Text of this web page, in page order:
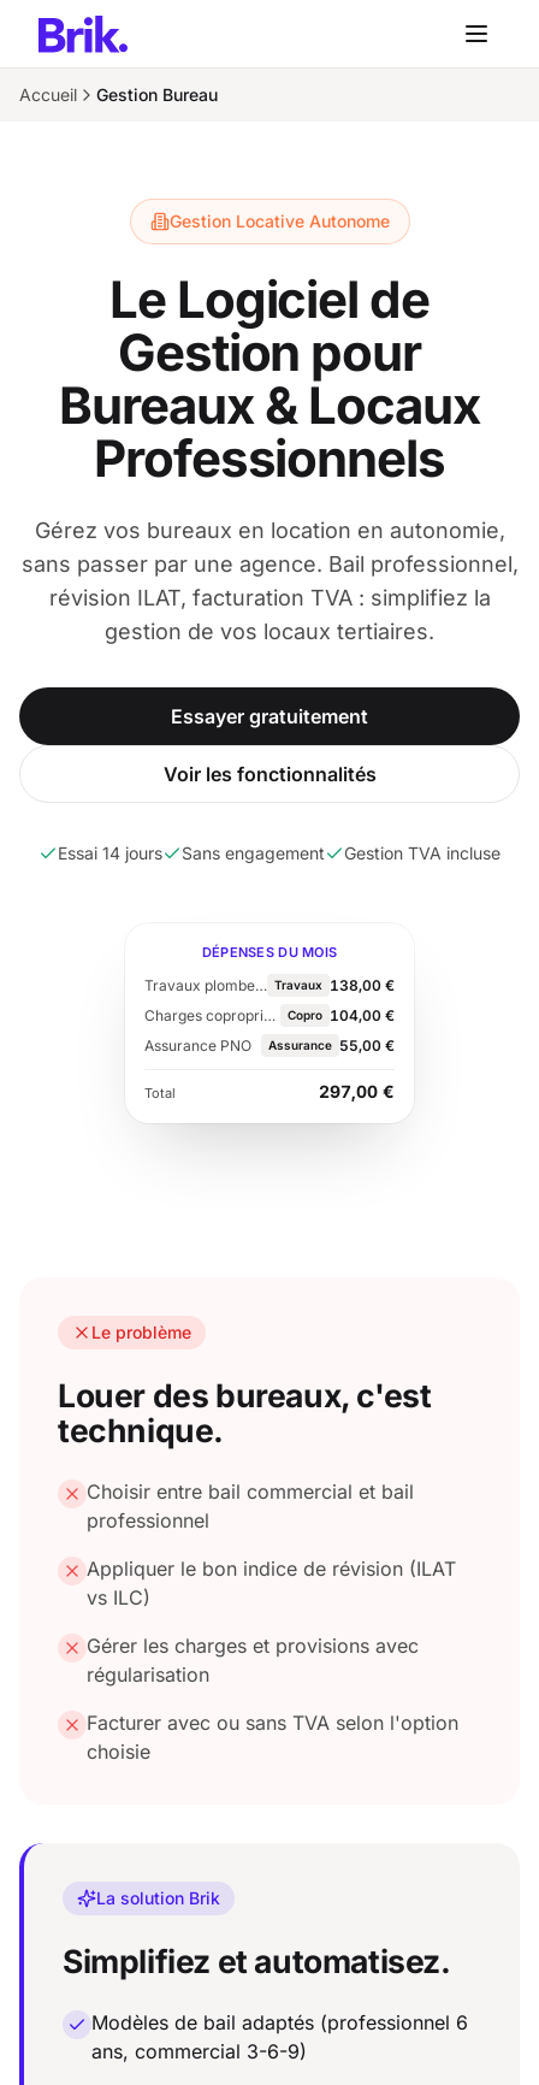
Aller au contenu principal
Accueil Gestion Bureau
Gestion Locative Autonome
Le Logiciel de
Gestion pour
Bureaux & Locaux
Professionnels
Gérez vos bureaux en location en autonomie,
sans passer par une agence. Bail professionnel,
révision ILAT, facturation TVA : simplifiez la
gestion de vos locaux tertiaires.
Essayer gratuitement
Voir les fonctionnalités
Essai 14 jours Sans engagement Gestion TVA incluse
DÉPENSES DU MOIS
Travaux plomberie Travaux
138,00 €
Charges copropriété
Copro 104,00 €
Assurance PNO
Assurance 55,00 €
Total 297,00 €
Le problème
Louer des bureaux, c'est
technique.
Choisir entre bail commercial et bail
professionnel
Appliquer le bon indice de révision (ILAT
vs ILC)
Gérer les charges et provisions avec
régularisation
Facturer avec ou sans TVA selon l'option
choisie
La solution Brik
Simplifiez et automatisez.
Modèles de bail adaptés (professionnel 6
ans, commercial 3-6-9)